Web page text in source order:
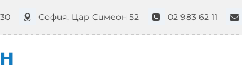
София, Цар Симеон 52 02 983 62 11